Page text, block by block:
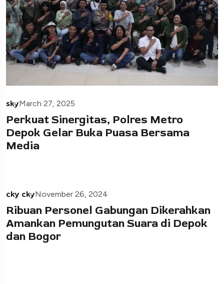
skyMarch 27, 2025
Perkuat Sinergitas, Polres Metro
Depok Gelar Buka Puasa Bersama
Media
cky ckyNovember 26, 2024
Ribuan Personel Gabungan Dikerahkan
Amankan Pemungutan Suara di Depok
dan Bogor